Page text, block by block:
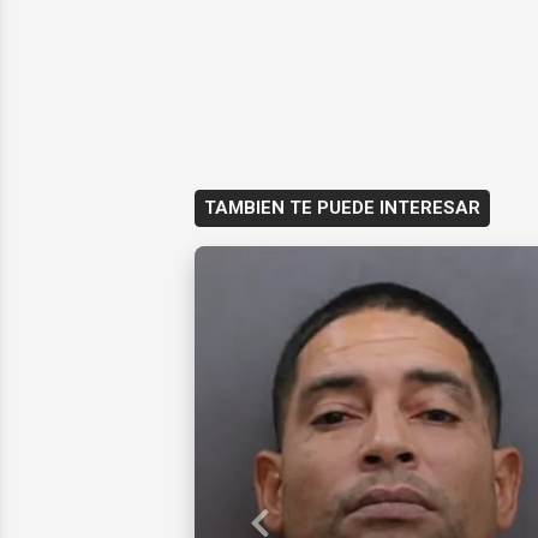
TAMBIEN TE PUEDE INTERESAR
Previous